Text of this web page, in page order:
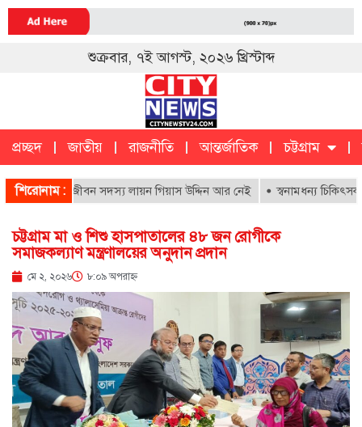
শুক্রবার, ৭ই আগস্ট, ২০২৬ খ্রিস্টাব্দ
প্রচ্ছদ জাতীয় রাজনীতি আন্তর্জাতিক চট্টগ্রাম
চট্টগ্রাম
শিরোনাম :আজীবন সদস্য লায়ন গিয়াস উদ্দিন আর নেই স্বনামধন্য
চট্টগ্রাম মা ও শিশু হাসপাতালের ৪৮ জন রোগীকে
সমাজকল্যাণ মন্ত্রণালয়ের অনুদান প্রদান
মে ২, ২০২৬ ৮:০৯ অপরাহ্ণ